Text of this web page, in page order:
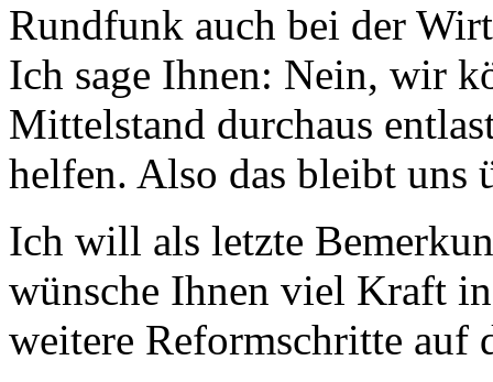
Rundfunk auch bei der
Ich sage Ihnen: Nein, wir
Mittelstand durchaus
helfen. Also das bleibt uns
Ich will als letzte
wünsche Ihnen viel Kraft
weitere Reformschritte auf